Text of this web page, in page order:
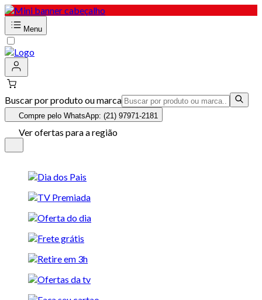
Menu
Buscar por produto ou marca
Compre pelo WhatsApp: (21) 97971-2181
Ver ofertas para a região